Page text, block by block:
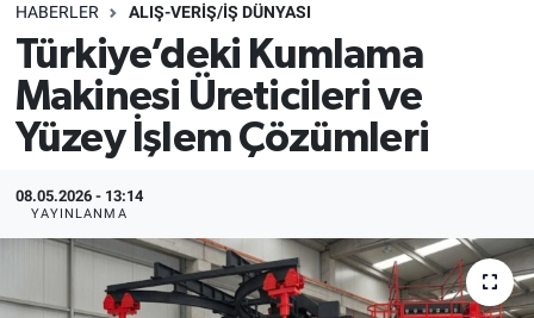
HABERLER ALIŞ-VERIŞ/İŞ DÜNYASI
Türkiye’deki Kumlama
Makinesi Üreticileri ve
Yüzey İşlem Çözümleri
08.05.2026 - 13:14
YAYINLANMA
Gündem
Türkiye
Dünya
Sağlık
Alış-Veriş/İş dünyası
Eskişehirspor Arşivi
Eskişehir Arşivi
Röportaj
Ekonomi
Kültür Sanat
Süper Lig Puan Durumu ve Fikstür
Tüm Manşetler
Son Dakika Haberleri
Haber Arşivi